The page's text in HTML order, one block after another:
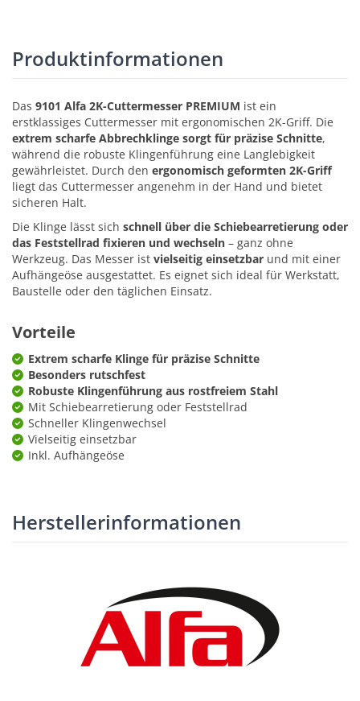
Produktinformationen
Das 9101 Alfa 2K-Cuttermesser PREMIUM ist ein
erstklassiges Cuttermesser mit ergonomischen 2K-Griff. Die
extrem scharfe Abbrechklinge sorgt für präzise Schnitte,
während die robuste Klingenführung eine Langlebigkeit
gewährleistet. Durch den ergonomisch geformten 2K-Griff
liegt das Cuttermesser angenehm in der Hand und bietet
sicheren Halt.
Die Klinge lässt sich schnell über die Schiebearretierung oder
das Feststellrad fixieren und wechseln – ganz ohne
Werkzeug. Das Messer ist vielseitig einsetzbar und mit einer
Aufhängeöse ausgestattet. Es eignet sich ideal für Werkstatt,
Baustelle oder den täglichen Einsatz.
Vorteile
Extrem scharfe Klinge für präzise Schnitte
Besonders rutschfest
Robuste Klingenführung aus rostfreiem Stahl
Mit Schiebearretierung oder Feststellrad
Schneller Klingenwechsel
Vielseitig einsetzbar
Inkl. Aufhängeöse
Herstellerinformationen